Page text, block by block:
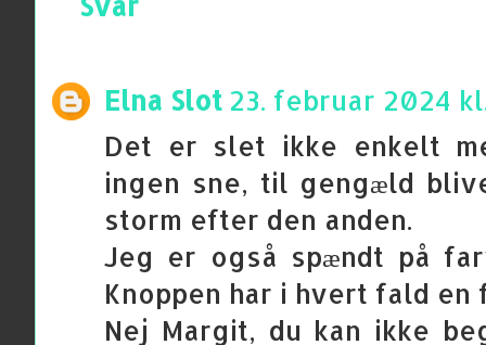
Elna Slot 23. februar 2024
Det er slet ikke enkelt
ingen sne, til gengæld
storm efter den anden.
Jeg er også spændt på
Knoppen har i hvert fald
Nej Margit, du kan ikke